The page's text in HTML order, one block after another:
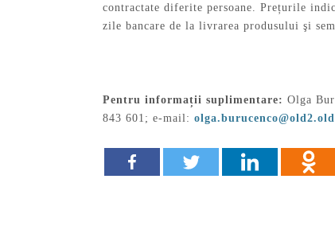
contractate diferite persoane. Prețurile
zile bancare de la livrarea produsului şi
Pentru informații suplimentare: Olga
843 601; e-mail: